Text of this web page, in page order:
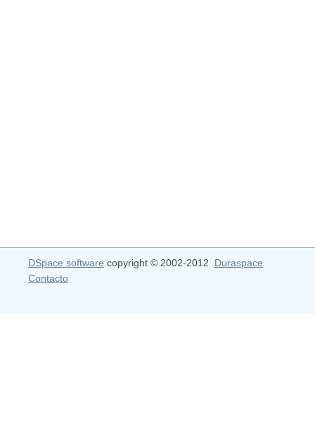
DSpace software copyright © 2002-2012 Duraspace
Contacto